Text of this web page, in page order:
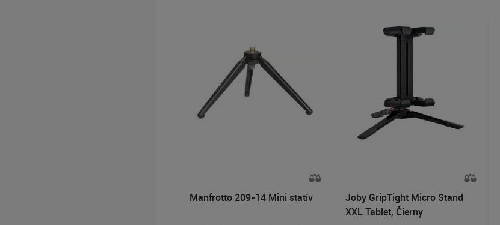
zatiaľ čo studená pätica na jednej
strane uľahčuje montáž
mikrofónov alebo videosvetiel.
Manfrotto 209-14 Mini statív
Joby GripTight Micro Stand
XXL Tablet, Čierny